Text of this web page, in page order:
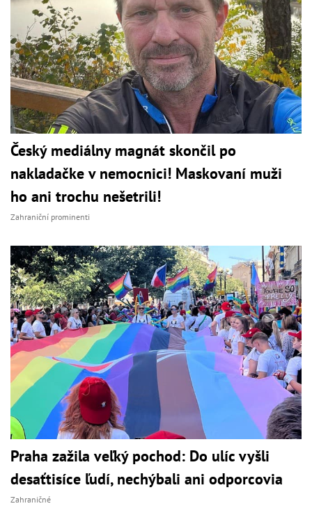
Český mediálny magnát skončil po
nakladačke v nemocnici! Maskovaní muži
ho ani trochu nešetrili!
Zahraniční prominenti
Praha zažila veľký pochod: Do ulíc vyšli
desaťtisíce ľudí, nechýbali ani odporcovia
Zahraničné